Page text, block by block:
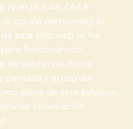
nivel [A / AA / AAA -
la opción pertinente]. El
este sitio web se ha
funcionar con
de asistencia, como
pantalla y el uso del
parte de este esfuerzo,
información